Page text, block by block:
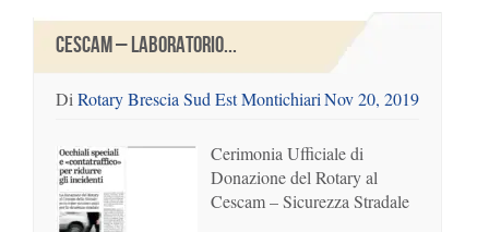
CESCAM – LABORATORIO...
Di Rotary Brescia Sud Est MontichiariNov 20, 2019
Cerimonia Ufficiale di
Donazione del Rotary al
Cescam – Sicurezza Stradale